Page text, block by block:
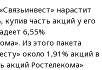
нарастит
часть акций у его
6,55%
Из этого пакета
около 1,91% акций в
акций Ростелекома»